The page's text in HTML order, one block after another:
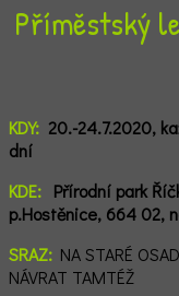
Příměstský
KDY: 20.-24.7.2020,
dní
KDE: Přírodní park
p.Hostěnice, 664 02, n
SRAZ: NA STARÉ
NÁVRAT TAMTÉŽ